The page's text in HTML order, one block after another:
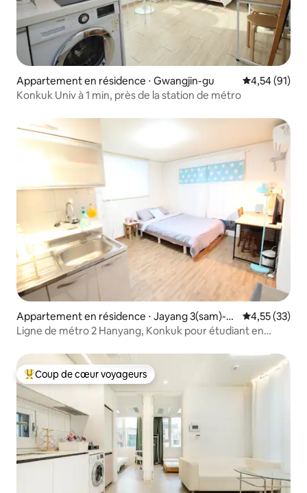
Appartement en résidence ⋅ Gwangjin-gu Évaluation
4,54 (91)
Konkuk Univ à 1 min, près de la station de métro
Appartement en résidence ⋅ Jayang 3(sam)-d
ong, Gwangjin-gu
Évaluation
4,55 (33)
Ligne de métro 2 Hanyang, Konkuk pour étudiant en
Coups de cœur voyageurs les plus appréciés
Coup de cœur voyageurs